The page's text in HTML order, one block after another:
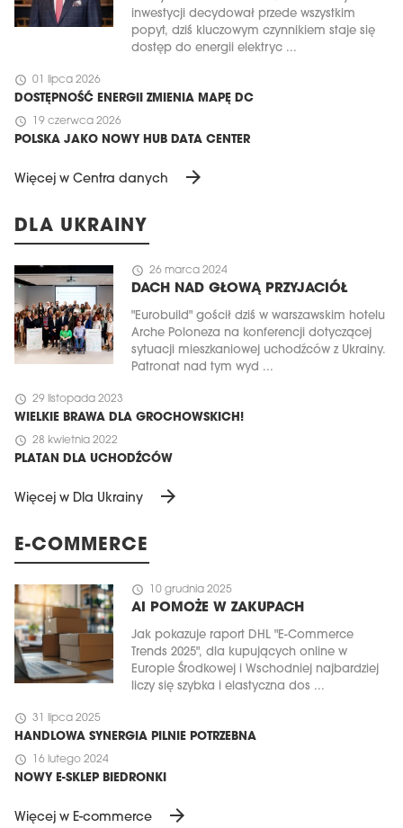
inwestycji decydował przede wszystkim
popyt, dziś kluczowym czynnikiem staje się
dostęp do energii elektryc ...
schedule 01 lipca 2026
DOSTĘPNOŚĆ ENERGII ZMIENIA MAPĘ DC
schedule 19 czerwca 2026
POLSKA JAKO NOWY HUB DATA CENTER
Więcej w Centra danych arrow_forward
DLA UKRAINY
schedule 26 marca 2024
DACH NAD GŁOWĄ PRZYJACIÓŁ
"Eurobuild" gościł dziś w warszawskim hotelu
Arche Poloneza na konferencji dotyczącej
sytuacji mieszkaniowej uchodźców z Ukrainy.
Patronat nad tym wyd ...
schedule 29 listopada 2023
WIELKIE BRAWA DLA GROCHOWSKICH!
schedule 28 kwietnia 2022
PLATAN DLA UCHODŹCÓW
Więcej w Dla Ukrainy arrow_forward
E-COMMERCE
schedule 10 grudnia 2025
AI POMOŻE W ZAKUPACH
Jak pokazuje raport DHL "E-Commerce
Trends 2025", dla kupujących online w
Europie Środkowej i Wschodniej najbardziej
liczy się szybka i elastyczna dos ...
schedule 31 lipca 2025
HANDLOWA SYNERGIA PILNIE POTRZEBNA
schedule 16 lutego 2024
NOWY E-SKLEP BIEDRONKI
Więcej w E-commerce arrow_forward
MAGAZYN
CZERWIEC 2026
Zamów teraz!